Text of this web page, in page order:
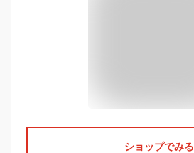
ショップでみる